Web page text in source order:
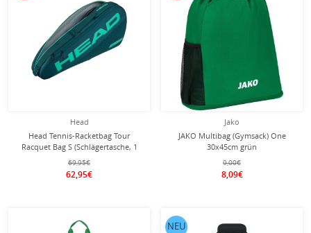
Head
Head Tennis-Racketbag Tour
Racquet Bag S (Schlägertasche, 1
Hauptfach) 2026 grün 3er
69,95€
62,95€
Jako
JAKO Multibag (Gymsack) One
30x45cm grün
9,00€
8,09€
NEU